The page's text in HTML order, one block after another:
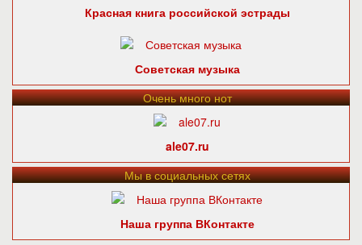
Красная книга российской эстрады
Советская музыка
Очень много нот
ale07.ru
Мы в социальных сетях
Наша группа ВКонтакте